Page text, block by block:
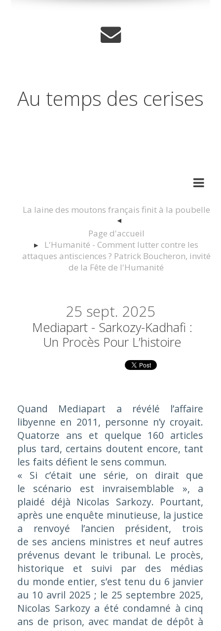
Au temps des cerises
La laine des moutons français finit à la poubelle
Page d'accueil
L'Humanité - Comment lutter contre les
attaques antisciences ? Patrick Boucheron, invité
de la Fête de l'Humanité
25 sept. 2025
Mediapart - Sarkozy-Kadhafi :
Un Procès Pour L’histoire
Quand Mediapart a révélé l’affaire
libyenne en 2011, personne n’y croyait.
Quatorze ans et quelque 160 articles
plus tard, certains doutent encore, tant
les faits défient le sens commun.
« Si c’était une série, on dirait que
le scénario est invraisemblable », a
plaidé déjà Nicolas Sarkozy. Pourtant,
après une enquête minutieuse, la justice
a renvoyé l’ancien président, trois
de ses anciens ministres et neuf autres
prévenus devant le tribunal. Le procès,
historique et suivi par des médias
du monde entier, s’est tenu du 6 janvier
au 10 avril 2025 ; le 25 septembre 2025,
Nicolas Sarkozy a été condamné à cinq
ans de prison, avec mandat de dépôt à